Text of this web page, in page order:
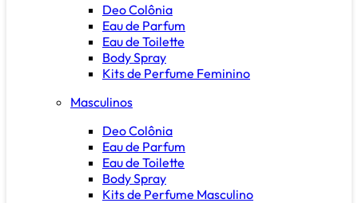
Deo Colônia
Eau de Parfum
Eau de Toilette
Body Spray
Kits de Perfume Feminino
Masculinos
Deo Colônia
Eau de Parfum
Eau de Toilette
Body Spray
Kits de Perfume Masculino